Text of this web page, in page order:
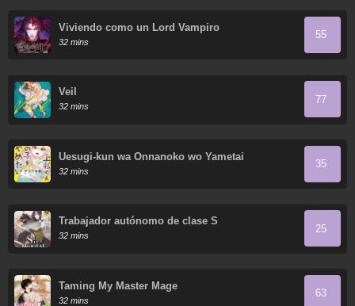
Viviendo como un Lord Vampiro
32 mins
55
Veil
32 mins
77
Uesugi-kun wa Onnanoko wo Yametai
32 mins
35
Trabajador autónomo de clase S
32 mins
25
Taming My Master Mage
32 mins
63